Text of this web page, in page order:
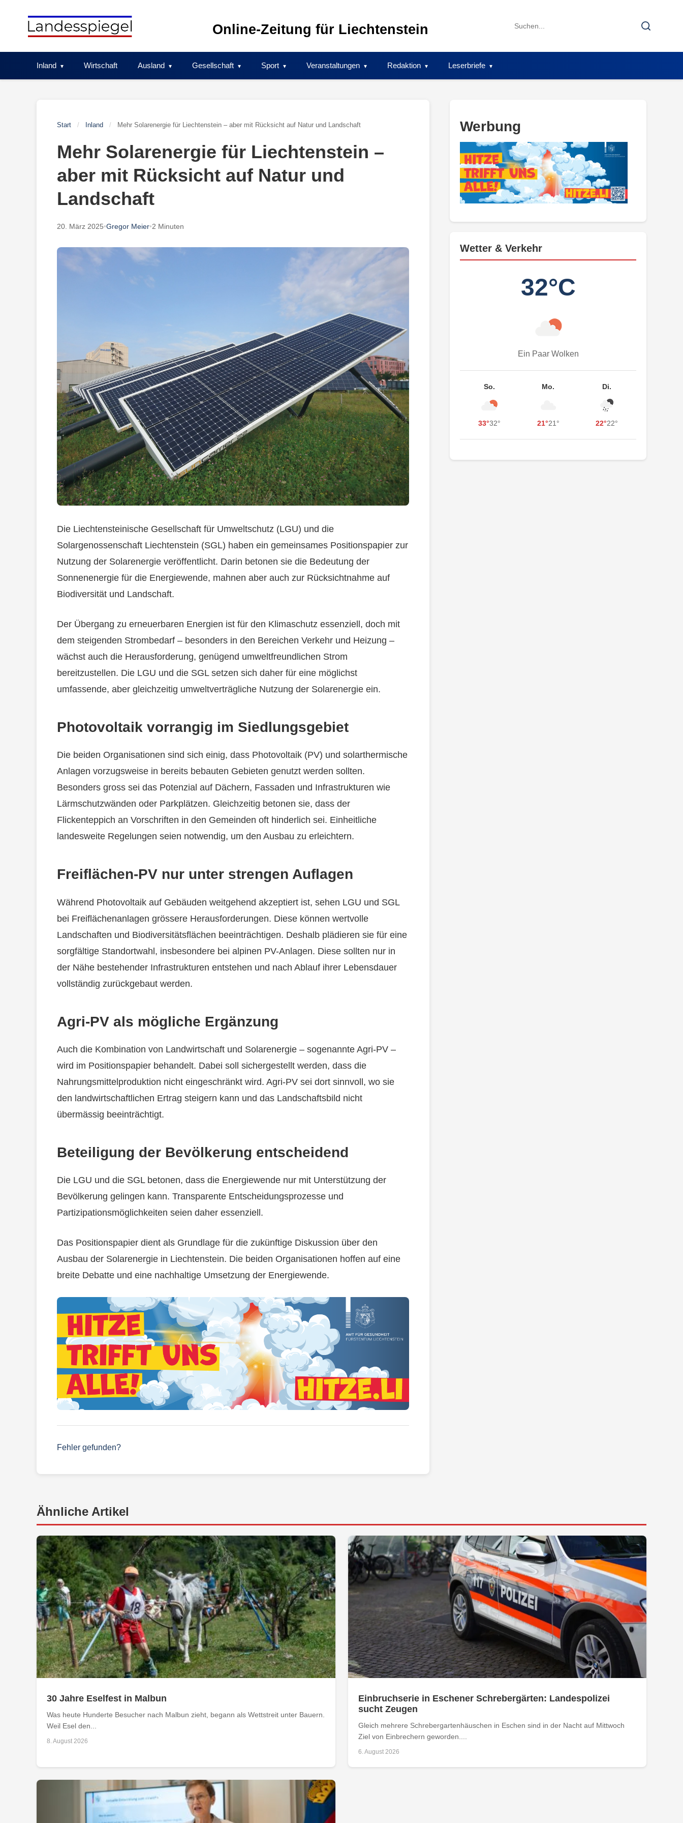
Online-Zeitung für Liechtenstein
Search
Search
Inland Wirtschaft Ausland Gesellschaft Sport Veranstaltungen Redaktion Leserbriefe
Start / Inland / Mehr Solarenergie für Liechtenstein – aber mit Rücksicht auf Natur und Landschaft
Mehr Solarenergie für Liechtenstein –
aber mit Rücksicht auf Natur und
Landschaft
20. März 2025•Gregor Meier•2 Minuten
Die Liechtensteinische Gesellschaft für Umweltschutz (LGU) und die
Solargenossenschaft Liechtenstein (SGL) haben ein gemeinsames Positionspapier zur
Nutzung der Solarenergie veröffentlicht. Darin betonen sie die Bedeutung der
Sonnenenergie für die Energiewende, mahnen aber auch zur Rücksichtnahme auf
Biodiversität und Landschaft.
Der Übergang zu erneuerbaren Energien ist für den Klimaschutz essenziell, doch mit
dem steigenden Strombedarf – besonders in den Bereichen Verkehr und Heizung –
wächst auch die Herausforderung, genügend umweltfreundlichen Strom
bereitzustellen. Die LGU und die SGL setzen sich daher für eine möglichst
umfassende, aber gleichzeitig umweltverträgliche Nutzung der Solarenergie ein.
Photovoltaik vorrangig im Siedlungsgebiet
Die beiden Organisationen sind sich einig, dass Photovoltaik (PV) und solarthermische
Anlagen vorzugsweise in bereits bebauten Gebieten genutzt werden sollten.
Besonders gross sei das Potenzial auf Dächern, Fassaden und Infrastrukturen wie
Lärmschutzwänden oder Parkplätzen. Gleichzeitig betonen sie, dass der
Flickenteppich an Vorschriften in den Gemeinden oft hinderlich sei. Einheitliche
landesweite Regelungen seien notwendig, um den Ausbau zu erleichtern.
Freiflächen-PV nur unter strengen Auflagen
Während Photovoltaik auf Gebäuden weitgehend akzeptiert ist, sehen LGU und SGL
bei Freiflächenanlagen grössere Herausforderungen. Diese können wertvolle
Landschaften und Biodiversitätsflächen beeinträchtigen. Deshalb plädieren sie für eine
sorgfältige Standortwahl, insbesondere bei alpinen PV-Anlagen. Diese sollten nur in
der Nähe bestehender Infrastrukturen entstehen und nach Ablauf ihrer Lebensdauer
vollständig zurückgebaut werden.
Agri-PV als mögliche Ergänzung
Auch die Kombination von Landwirtschaft und Solarenergie – sogenannte Agri-PV –
wird im Positionspapier behandelt. Dabei soll sichergestellt werden, dass die
Nahrungsmittelproduktion nicht eingeschränkt wird. Agri-PV sei dort sinnvoll, wo sie
den landwirtschaftlichen Ertrag steigern kann und das Landschaftsbild nicht
übermässig beeinträchtigt.
Beteiligung der Bevölkerung entscheidend
Die LGU und die SGL betonen, dass die Energiewende nur mit Unterstützung der
Bevölkerung gelingen kann. Transparente Entscheidungsprozesse und
Partizipationsmöglichkeiten seien daher essenziell.
Das Positionspapier dient als Grundlage für die zukünftige Diskussion über den
Ausbau der Solarenergie in Liechtenstein. Die beiden Organisationen hoffen auf eine
breite Debatte und eine nachhaltige Umsetzung der Energiewende.
Fehler gefunden?
Werbung
Wetter & Verkehr
32°C
Ein Paar Wolken
So.
33°32°
Mo.
21°21°
Di.
22°22°
Ähnliche Artikel
30 Jahre Eselfest in Malbun
Was heute Hunderte Besucher nach Malbun zieht, begann als Wettstreit unter Bauern.
Weil Esel den...
8. August 2026
Einbruchserie in Eschener Schrebergärten: Landespolizei
sucht Zeugen
Gleich mehrere Schrebergartenhäuschen in Eschen sind in der Nacht auf Mittwoch
Ziel von Einbrechern geworden....
6. August 2026